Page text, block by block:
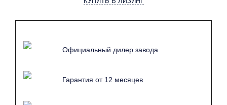
Официальный дилер завода
Гарантия от 12 месяцев